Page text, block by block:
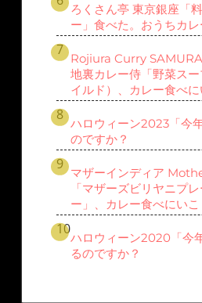
ろくさん亭 東京銀座「
ー」食べた。おうちカレ
Rojiura Curry
地裏カレー侍「野菜ス
イルド）、カレー食べに
ハロウィーン2023「今
のですか？
マザーインディア
「マザーズビリヤニプ
ー」、カレー食べにいこ
ハロウィーン2020「今
るのですか？